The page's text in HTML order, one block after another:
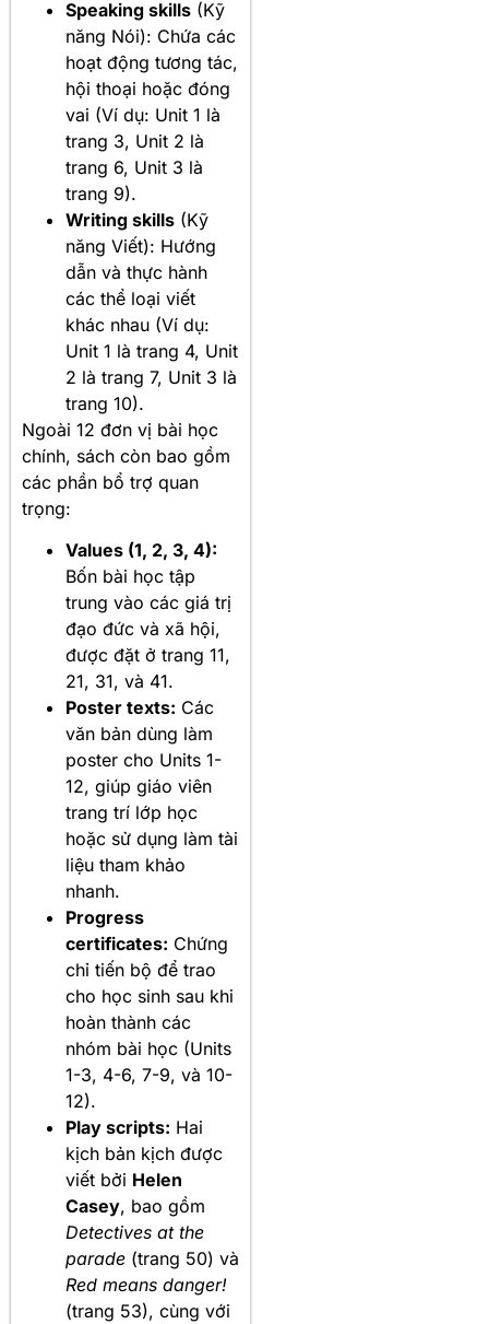
Speaking skills (Kỹ
năng Nói): Chứa các
hoạt động tương tác,
hội thoại hoặc đóng
vai (Ví dụ: Unit 1 là
trang 3, Unit 2 là
trang 6, Unit 3 là
trang 9).
Writing skills (Kỹ
năng Viết): Hướng
dẫn và thực hành
các thể loại viết
khác nhau (Ví dụ:
Unit 1 là trang 4, Unit
2 là trang 7, Unit 3 là
trang 10).
Ngoài 12 đơn vị bài học
chính, sách còn bao gồm
các phần bổ trợ quan
trọng:
Values (1, 2, 3, 4):
Bốn bài học tập
trung vào các giá trị
đạo đức và xã hội,
được đặt ở trang 11,
21, 31, và 41.
Poster texts: Các
văn bản dùng làm
poster cho Units 1-
12, giúp giáo viên
trang trí lớp học
hoặc sử dụng làm tài
liệu tham khảo
nhanh.
Progress
certificates: Chứng
chỉ tiến bộ để trao
cho học sinh sau khi
hoàn thành các
nhóm bài học (Units
1-3, 4-6, 7-9, và 10-
12).
Play scripts: Hai
kịch bản kịch được
viết bởi Helen
Casey, bao gồm
Detectives at the
parade (trang 50) và
Red means danger!
(trang 53), cùng với